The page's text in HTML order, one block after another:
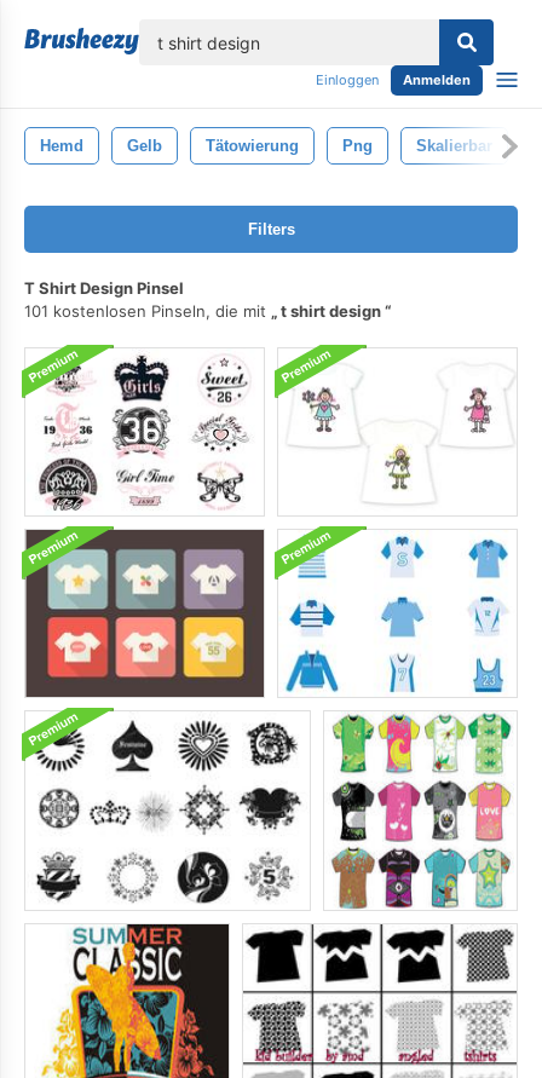
Einloggen Anmelden
Hemd Gelb Tätowierung Png Skalierbar
Filters
T Shirt Design Pinsel
101 kostenlosen Pinseln, die mit
t shirt design